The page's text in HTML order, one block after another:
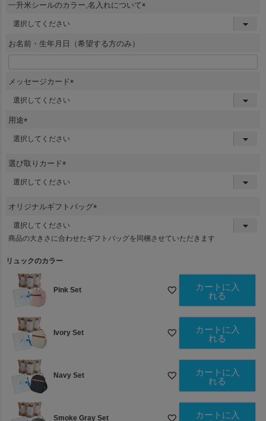
一升米シールのカラー,名入れについて
)
お名前・生年月日（希望する方のみ）
メッセージカード
用途
(
)
選び取りカード
(
オリジナルギフトバッグ
須
商品の大きさに合わせたギフトバッグを同梱させていただきます
リュックのカラー
Pink Set
カートに入
れる
Ivory Set
カートに入
れる
Navy Set
カートに入
れる
Smoke Gray Set
カートに入